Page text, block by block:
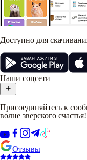
Доступно для
Наши соцсети
Присоединяйтесь к
волне зверского счастья!
Отзывы